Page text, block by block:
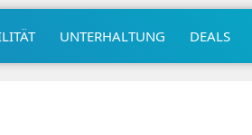
UNTERHALTUNG DEALS